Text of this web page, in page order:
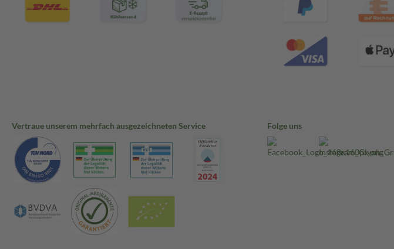
Vertraue unserem mehrfach ausgezeichneten Service Folge uns